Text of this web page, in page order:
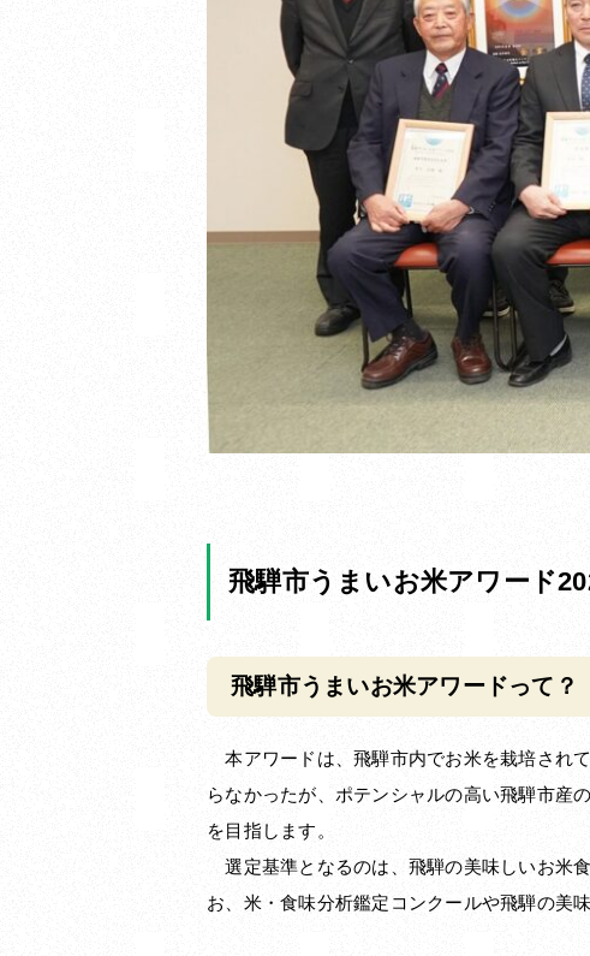
飛騨市うまいお米アワード
飛騨市うまいお米アワードって？
本アワードは、飛騨市内でお米を栽培され
らなかったが、ポテンシャルの高い飛騨市産
を目指します。
選定基準となるのは、飛騨の美味しいお米
お、米・食味分析鑑定コンクールや飛騨の美